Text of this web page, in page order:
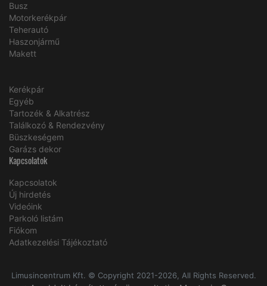
Busz
Motorkerékpár
Teherautó
Haszonjármű
Makett
Kerékpár
Egyéb
Tartozék & Alkatrész
Találkozó & Rendezvény
Büszkeségem
Garázs dekor
Kapcsolatok
Kapcsolatok
Új hirdetés
Videóink
Parkoló listám
Fiókom
Adatkezelési Tájékoztató
Limusincentrum Kft. © Copyright 2021-2026, All Rights Reserved.